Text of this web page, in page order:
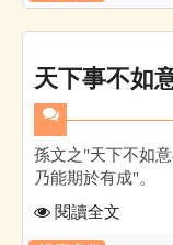
天下事不如
孫文之"天下不如
乃能期於有成"。
閱讀全文